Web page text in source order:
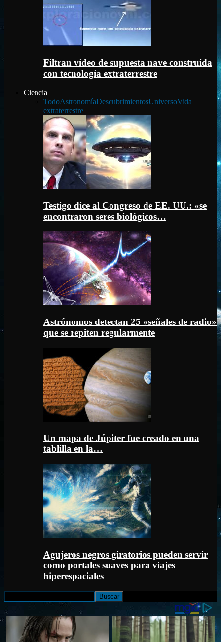
Filtran vídeo de supuesta nave construida
con tecnología extraterrestre
Ciencia
TodoAstronomíaDescubrimientosUniversoVida
extraterrestre
Testigo dice al Congreso de EE. UU.: «se
encontraron seres biológicos…
Astrónomos detectan 25 «señales de radio»
que se repiten regularmente
Un mapa de Júpiter fue creado en una
tablilla en la…
Agujeros negros giratorios pueden servir
como portales suaves para viajes
hiperespaciales